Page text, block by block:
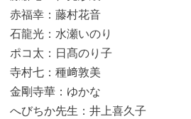
赤福幸：藤村花音
石龍光：水瀬いのり
ポコ太：日髙のり子
寺村七：種﨑敦美
金剛寺華：ゆかな
へびちか先生：井上喜久子